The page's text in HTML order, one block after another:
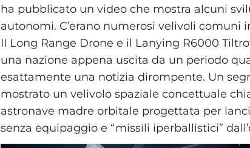
ha pubblicato un video che mostra alcuni
autonomi. C’erano numerosi velivoli comuni
II Long Range Drone e il Lanying R6000
una nazione appena uscita da un periodo
esattamente una notizia dirompente. Un
mostrato un velivolo spaziale concettuale
astronave madre orbitale progettata per
senza equipaggio e “missili iperballistici”